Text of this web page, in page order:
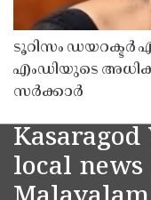
ടൂറിസം ഡയറക്ടർ
എംഡിയുടെ അധിക
സർക്കാർ
local